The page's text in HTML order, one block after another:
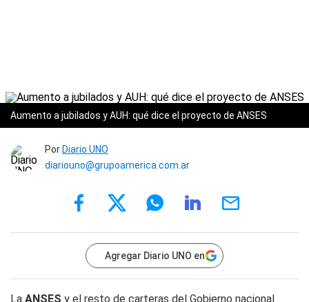
Aumento a jubilados y AUH: qué dice el proyecto de ANSES
Por Diario UNO
diariouno@grupoamerica.com.ar
Agregar Diario UNO en
La ANSES y el resto de carteras del Gobierno nacional